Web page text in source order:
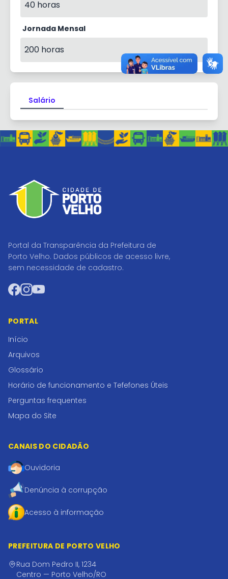
40 horas
Jornada Mensal
200 horas
Salário
Portal da Transparência da Prefeitura de
Porto Velho. Dados públicos de acesso livre,
sem necessidade de cadastro.
Facebook
Instagram
YouTube
PORTAL
Início
Arquivos
Glossário
Horário de funcionamento e Tefefones Úteis
Perguntas frequentes
Mapa do Site
CANAIS DO CIDADÃO
Ouvidoria
Denúncia à corrupção
Acesso à informação
PREFEITURA DE PORTO VELHO
Rua Dom Pedro II, 1234
Centro — Porto Velho/RO